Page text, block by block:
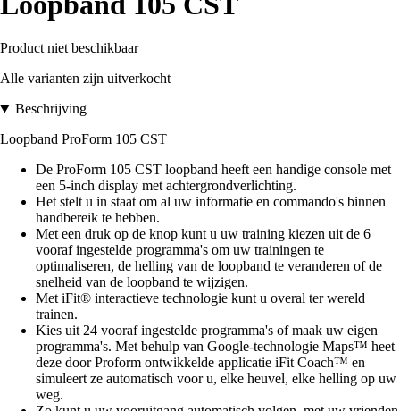
Product niet beschikbaar
Alle varianten zijn uitverkocht
Beschrijving
Loopband ProForm 105 CST
De ProForm 105 CST loopband heeft een handige console met
een 5-inch display met achtergrondverlichting.
Het stelt u in staat om al uw informatie en commando's binnen
handbereik te hebben.
Met een druk op de knop kunt u uw training kiezen uit de 6
vooraf ingestelde programma's om uw trainingen te
optimaliseren, de helling van de loopband te veranderen of de
snelheid van de loopband te wijzigen.
Met iFit® interactieve technologie kunt u overal ter wereld
trainen.
Kies uit 24 vooraf ingestelde programma's of maak uw eigen
programma's. Met behulp van Google-technologie Maps™ heet
deze door Proform ontwikkelde applicatie iFit Coach™ en
simuleert ze automatisch voor u, elke heuvel, elke helling op uw
weg.